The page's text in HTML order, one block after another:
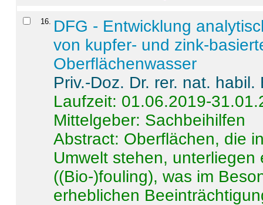
16
DFG - Entwicklung
von kupfer- und zink-
Oberflächenwasser
Priv.-Doz. Dr. rer. nat.
Laufzeit: 01.06.2019-
Mittelgeber: Sachbeihilfen
Abstract: Oberflächen, die
Umwelt stehen,
((Bio-)fouling), was im
erheblichen